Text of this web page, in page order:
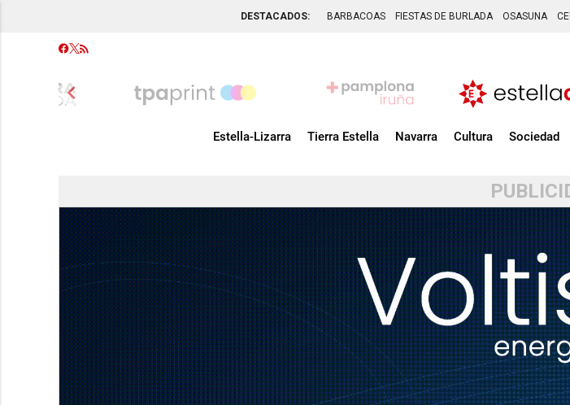
DESTACADOS: BARBACOAS FIESTAS DE BURLADA OSASUNA
chevron_left
Estella-Lizarra Tierra Estella Navarra Cultura Sociedad